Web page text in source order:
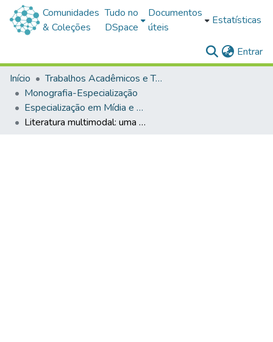
Comunidades
& Coleções
Tudo no
DSpace
Documentos
úteis
Estatísticas
Entrar
Início
Trabalhos Acadêmicos e Técnicos
Monografia-Especialização
Especialização em Mídia e Educação
Literatura multimodal: uma proposta de ensino em língua inglesa para o sétimo ano do ensino fundamental